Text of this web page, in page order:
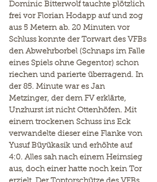
Dominic Bitterwolf tauchte plötzlich
frei vor Florian Hodapp auf und zog
aus 5 Metern ab. 20 Minuten vor
Schluss konnte der Torwart des VFBs
den Abwehrborbel (Schnaps im Falle
eines Spiels ohne Gegentor) schon
riechen und parierte überragend. In
der 85. Minute war es Jan
Metzinger, der dem FV erklärte,
Unzhurst ist nicht Ottenhöfen. Mit
einem trockenen Schuss ins Eck
verwandelte dieser eine Flanke von
Yusuf Büyükasik und erhöhte auf
4:0. Alles sah nach einem Heimsieg
aus, doch einer hatte noch kein Tor